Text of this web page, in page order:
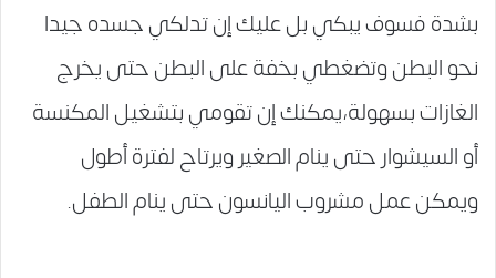
بشدة فسوف يبكي بل عليك إن تدلكي جسده جيدا
نحو البطن وتضغطي بخفة على البطن حتى يخرج
الغازات بسهولة،يمكنك إن تقومي بتشغيل المكنسة
أو السيشوار حتى ينام الصغير ويرتاح لفترة أطول
ويمكن عمل مشروب اليانسون حتى ينام الطفل.